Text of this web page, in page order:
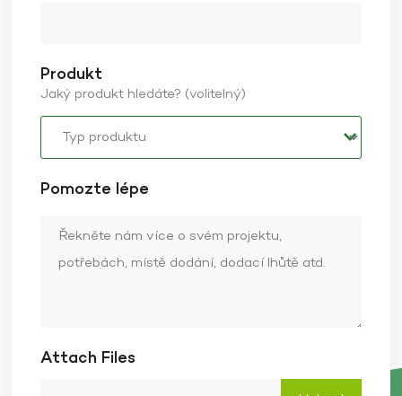
Produkt
Jaký produkt hledáte? (volitelný)
Pomozte lépe
Attach Files